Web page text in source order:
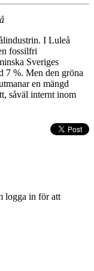
I Luleå
fossilfri
Sveriges
7 %. Men den gröna
en mängd
såväl internt inom
logga in för att